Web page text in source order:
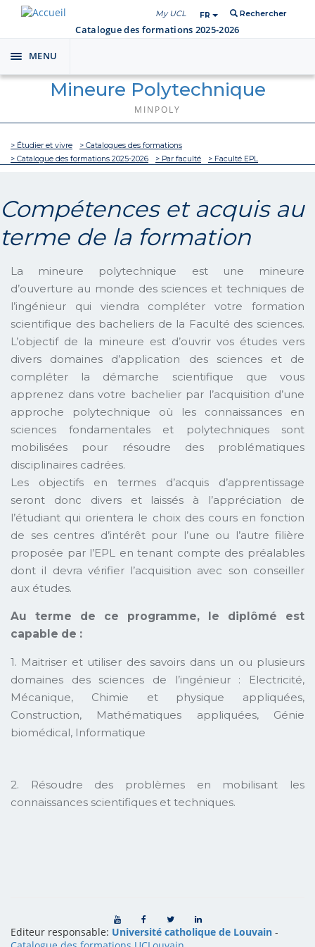
My UCL FR Rechercher
Catalogue des formations 2025-2026
Toggle
navigation
MENU
Mineure Polytechnique
MINPOLY
> Étudier et vivre
> Catalogues des formations
> Catalogue des formations 2025-2026
> Par faculté > Faculté EPL
Compétences et acquis au
terme de la formation
La mineure polytechnique est une mineure
d’ouverture au monde des sciences et techniques de
l’ingénieur qui viendra compléter votre formation
scientifique des bacheliers de la Faculté des sciences.
L’objectif de la mineure est d’ouvrir vos études vers
divers domaines d’application des sciences et de
compléter la démarche scientifique que vous
apprenez dans votre bachelier par l’acquisition d’une
approche polytechnique où les connaissances en
sciences fondamentales et polytechniques sont
mobilisées pour résoudre des problématiques
disciplinaires cadrées.
Les objectifs en termes d’acquis d’apprentissage
seront donc divers et laissés à l’appréciation de
l’étudiant qui orientera le choix des cours en fonction
de ses centres d’intérêt pour l’une ou l’autre filière
proposée par l’EPL en tenant compte des préalables
dont il devra vérifier l’acquisition avec son conseiller
aux études.
Au terme de ce programme, le diplômé est
capable de :
1. Maitriser et utiliser des savoirs dans un ou plusieurs
domaines des sciences de l’ingénieur : Electricité,
Mécanique, Chimie et physique appliquées,
Construction, Mathématiques appliquées, Génie
biomédical, Informatique
2. Résoudre des problèmes en mobilisant les
connaissances scientifiques et techniques.
Editeur responsable: Université catholique de Louvain -